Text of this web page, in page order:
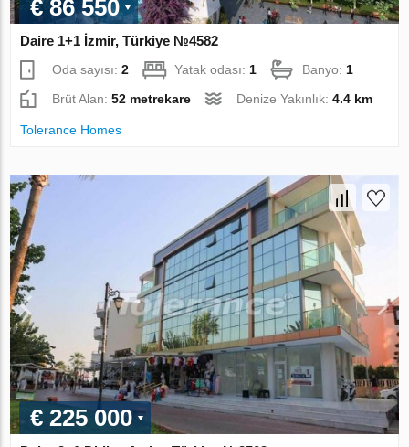
€ 86 550
Daire 1+1 İzmir, Türkiye №4582
Oda sayısı:2 Yatak odası: 1 Banyo: 1
Brüt Alan:52 metrekare Denize Yakınlık:4.4 km
Tolerance Homes
€ 225 000